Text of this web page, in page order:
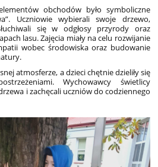
obchodów było symboliczne
Uczniowie wybierali swoje drzewo,
się w odgłosy przyrody oraz
lasu. Zajęcia miały na celu rozwijanie
wobec środowiska oraz budowanie
atmosferze, a dzieci chętnie dzieliły się
Wychowawcy świetlicy
i zachęcali uczniów do codziennego